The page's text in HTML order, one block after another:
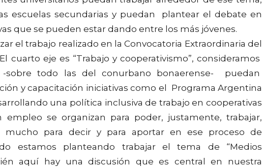
escuelas secundarias y puedan plantear el debate en
que se pueden estar dando entre los más jóvenes.
el trabajo realizado en la Convocatoria Extraordinaria del
cuarto eje es “Trabajo y cooperativismo”, consideramos
sobre todo las del conurbano bonaerense- puedan
y capacitación iniciativas como el Programa Argentina
una política inclusiva de trabajo en cooperativas
se organizan para poder, justamente, trabajar,
mucho para decir y para aportar en ese proceso de
estamos planteando trabajar el tema de “Medios
aquí hay una discusión que es central en nuestra